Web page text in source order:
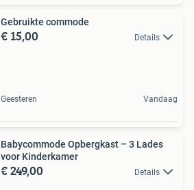
Gebruikte commode
€ 15,00 Details
Geesteren Vandaag
Babycommode Opbergkast – 3 Lades
voor Kinderkamer
€ 249,00 Details